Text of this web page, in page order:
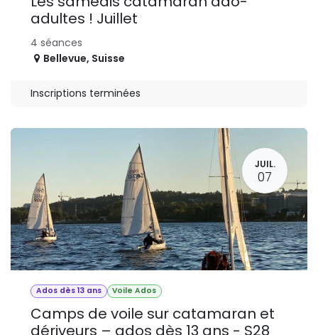
adultes ! Juillet
4 séances
Bellevue, Suisse
Inscriptions terminées
JUIL.
07
Ados dès 13 ans Voile Ados
Camps de voile sur catamaran et
dériveurs – ados dès 13 ans - S28